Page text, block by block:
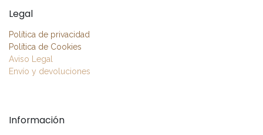
Legal
Política de privacidad
Política de Cookies
Aviso Legal
Envío y devoluciones
Información